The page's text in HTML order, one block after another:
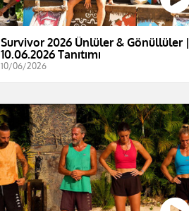
Survivor 2026 Ünlüler & Gönüllüler |
10.06.2026 Tanıtımı
10/06/2026